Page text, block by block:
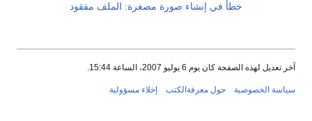
خطأ في إنشاء صورة مصغرة: الملف مفقود
آخر تعديل لهذه الصفحة كان يوم 6 يوليو 2007، الساعة 15:44.
سياسة الخصوصية حول معرفةالكتب إخلاء مسؤولية